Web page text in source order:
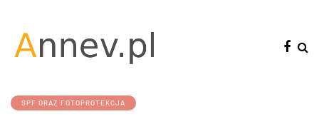
SPF ORAZ FOTOPROTEKCJA